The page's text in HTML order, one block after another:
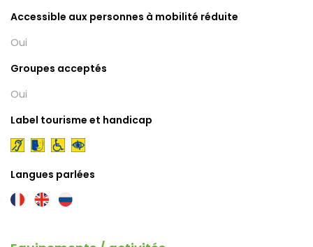
Accessible aux personnes à mobilité réduite
Oui
Groupes acceptés
Oui
Label tourisme et handicap
Langues parlées